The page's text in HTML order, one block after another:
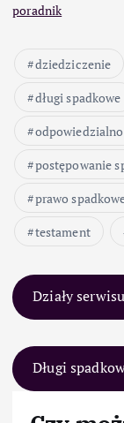
poradnik
dziedziczenie
długi spadkowe
postępowanie
prawo
testament
Działy serwisu
Długi